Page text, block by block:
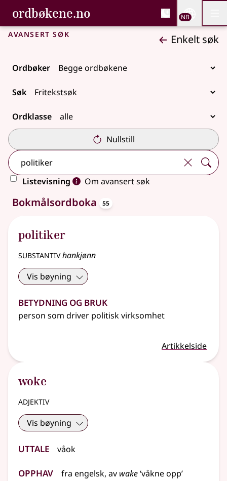
Gå til hovedinnhold
Tilgjengelighet
ordbøkene.no, Bokmålsordboka og
Bokmålsordboka og Nynorskordboka
NB
Avansert søk Enkelt søk
Ordbøker
Søk
Ordklasse
Nullstill
Listevisning
Om avansert søk
55 treff
Bokmålsordboka 55
politiker
substantivhankjønn
Vis bøyning
Betydning og bruk
person som driver politisk virksomhet
Artikkelside
woke
adjektiv
Vis bøyning
Uttale våok
Opphav fra engelsk, av wake‘våkne opp’